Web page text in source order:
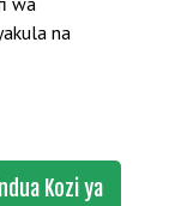
na
Kozi ya